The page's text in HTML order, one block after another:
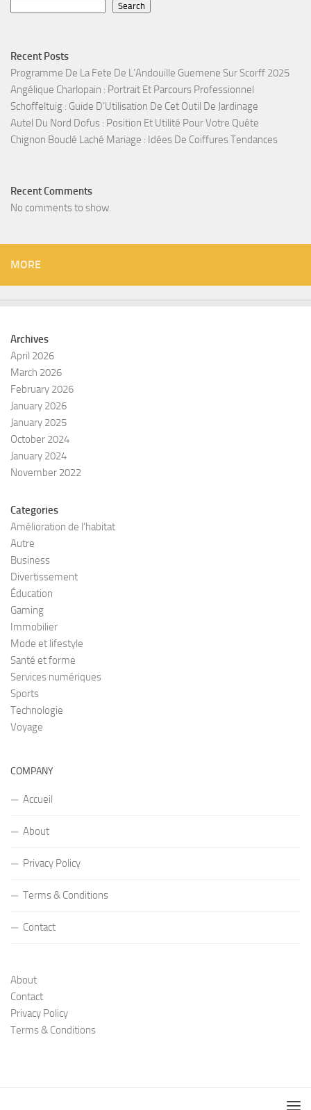
Search
Recent Posts
Programme De La Fete De L’Andouille Guemene Sur Scorff 2025
Angélique Charlopain : Portrait Et Parcours Professionnel
Schoffeltuig : Guide D’Utilisation De Cet Outil De Jardinage
Autel Du Nord Dofus : Position Et Utilité Pour Votre Quête
Chignon Bouclé Laché Mariage : Idées De Coiffures Tendances
Recent Comments
No comments to show.
MORE
Archives
April 2026
March 2026
February 2026
January 2026
January 2025
October 2024
January 2024
November 2022
Categories
Amélioration de l’habitat
Autre
Business
Divertissement
Éducation
Gaming
Immobilier
Mode et lifestyle
Santé et forme
Services numériques
Sports
Technologie
Voyage
COMPANY
Accueil
About
Privacy Policy
Terms & Conditions
Contact
About
Contact
Privacy Policy
Terms & Conditions